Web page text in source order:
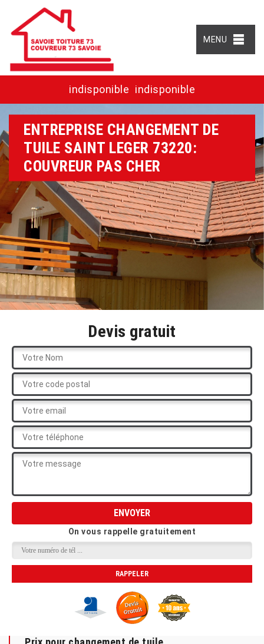
MENU
indisponible indisponible
ENTREPRISE CHANGEMENT DE
TUILE SAINT LEGER 73220:
COUVREUR PAS CHER
Devis gratuit
On vous rappelle gratuitement